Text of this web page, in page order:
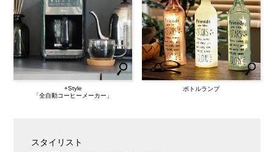
+Style
「全自動コーヒーメーカー」
ボトルランプ
スタイリスト